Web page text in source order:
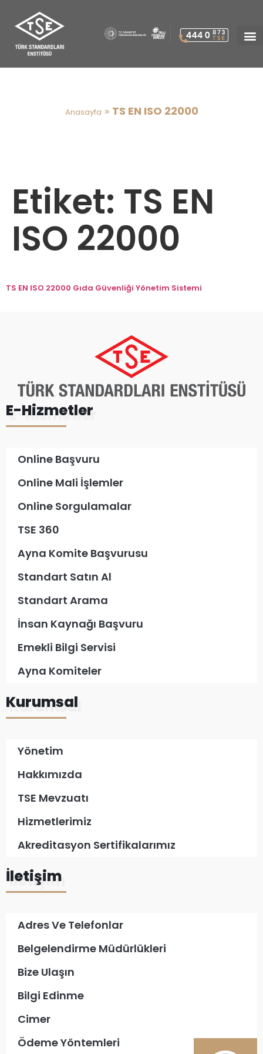
Anasayfa » TS EN ISO 22000
Etiket: TS EN
ISO 22000
TS EN ISO 22000 Gıda Güvenliği Yönetim Sistemi
E-Hizmetler
Online Başvuru
Online Mali İşlemler
Online Sorgulamalar
TSE 360
Ayna Komite Başvurusu
Standart Satın Al
Standart Arama
İnsan Kaynağı Başvuru
Emekli Bilgi Servisi
Ayna Komiteler
Kurumsal
Yönetim
Hakkımızda
TSE Mevzuatı
Hizmetlerimiz
Akreditasyon Sertifikalarımız
İletişim
Adres Ve Telefonlar
Belgelendirme Müdürlükleri
Bize Ulaşın
Bilgi Edinme
Cimer
Ödeme Yöntemleri